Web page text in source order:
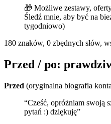
🎁 Możliwe zestawy,
Śledź mnie, aby być na
tygodniowo)
180 znaków, 0 zbędnych słów,
Przed / po:
Przed (oryginalna biografia
“Cześć, opróżniam swoją
pytań :) dziękuję”